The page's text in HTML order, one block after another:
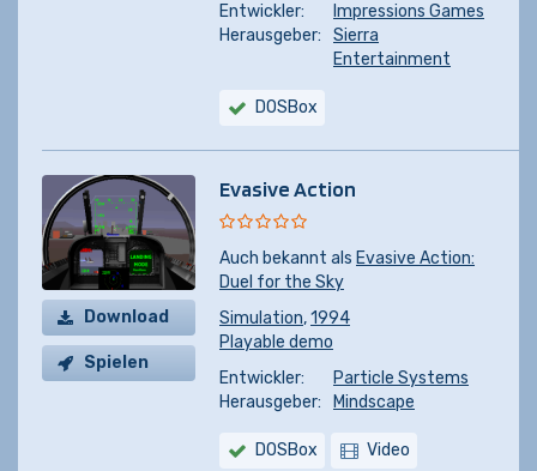
Entwickler:
Impressions Games
Herausgeber:
Sierra
Entertainment
DOSBox
Download
Spielen
Evasive Action
Auch bekannt als Evasive Action:
Duel for the Sky
Simulation,1994
Playable demo
Entwickler:
Particle Systems
Herausgeber:
Mindscape
DOSBox Video